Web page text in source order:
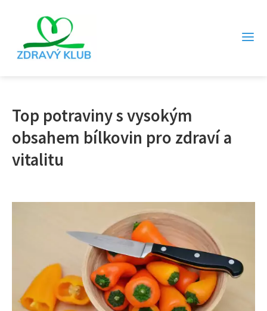
Top potraviny s vysokým
obsahem bílkovin pro zdraví a
vitalitu